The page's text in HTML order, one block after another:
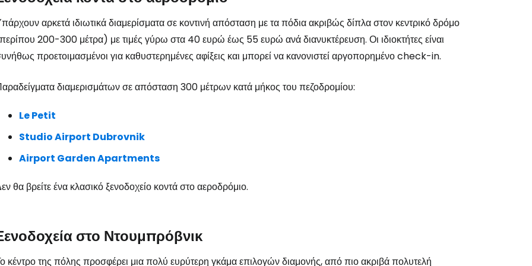
αρκετά ιδιωτικά διαμερίσματα σε κοντινή απόσταση με τα πόδια ακριβώς δίπλα στον κεντρικό δρόμο
200-300 μέτρα) με τιμές γύρω στα 40 ευρώ έως 55 ευρώ ανά διανυκτέρευση. Οι ιδιοκτήτες είναι
προετοιμασμένοι για καθυστερημένες αφίξεις και μπορεί να κανονιστεί αργοπορημένο check-in.
διαμερισμάτων σε απόσταση 300 μέτρων κατά μήκος του πεζοδρομίου:
Le Petit
Studio Airport Dubrovnik
Airport Garden Apartments
θα βρείτε ένα κλασικό ξενοδοχείο κοντά στο αεροδρόμιο.
στο Ντουμπρόβνικ
κέντρο της πόλης προσφέρει μια πολύ ευρύτερη γκάμα επιλογών διαμονής, από πιο ακριβά πολυτελή
Συνδεθείτε στο Cestee